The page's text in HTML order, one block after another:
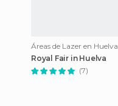
Áreas de Lazer en Huelva
Royal Fair in Huelva
(7)